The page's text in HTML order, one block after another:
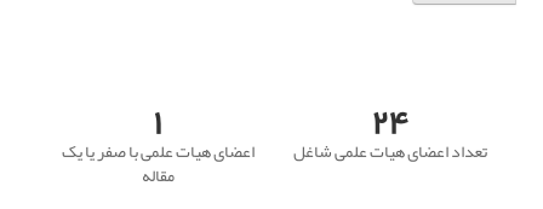
۲۴
تعداد اعضای هیات علمی شاغل ۱
اعضای هیات علمی با صفر یا یک
مقاله